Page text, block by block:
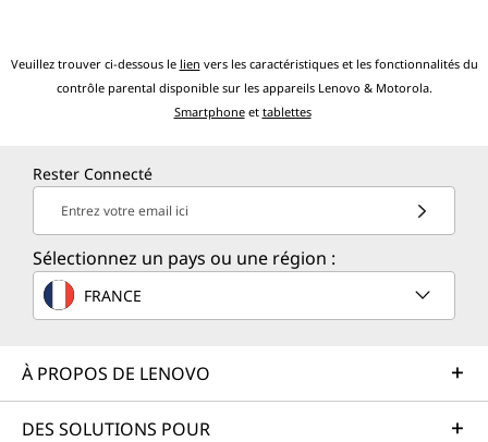
Veuillez trouver ci-dessous le lien vers les caractéristiques et les fonctionnalités du
contrôle parental disponible sur les appareils Lenovo & Motorola.
Smartphoneet tablettes
Rester Connecté
Entrez votre email ici
Sélectionnez un pays ou une région :
FRANCE
À PROPOS DE LENOVO
DES SOLUTIONS POUR